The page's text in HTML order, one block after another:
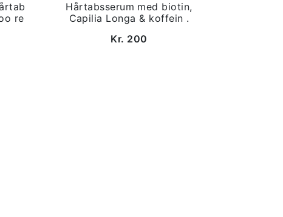
re
Hårtabsserum med biotin,
Capilia Longa & koffein .
Kr. 200